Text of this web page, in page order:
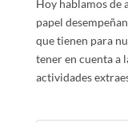
Hoy hablamos de
papel
que tienen para
tener en cuenta a
actividades